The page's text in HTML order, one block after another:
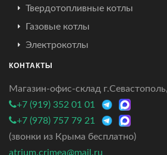
Твердотопливные котлы
Газовые котлы
Электрокотлы
КОНТАКТЫ
Магазин-офис-склад
+7 (919) 352 01 01
+7 (978) 757 79 21
(звонки из Крыма бесплатно)
atrium.crimea@mail.ru